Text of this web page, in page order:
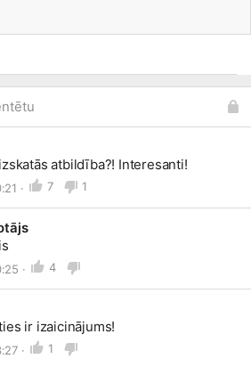
atbildība?! Interesanti!
· 7 1
· 4
ir izaicinājums!
· 1